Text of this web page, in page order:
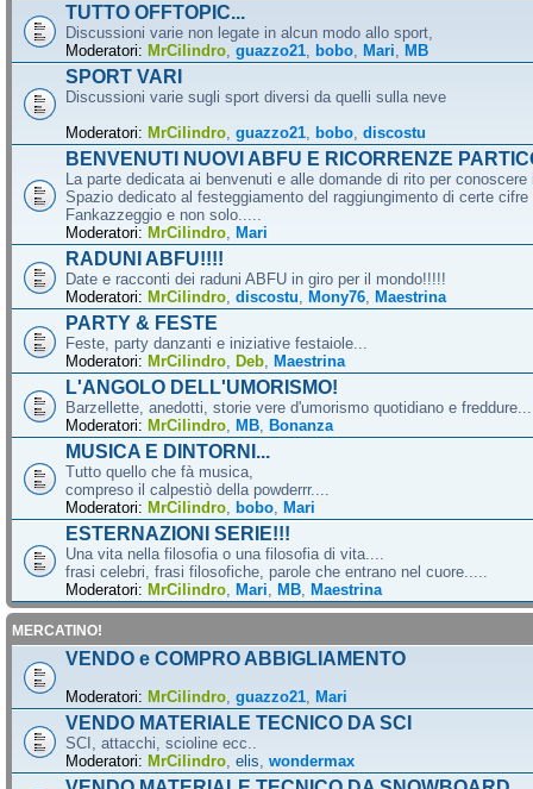
TUTTO OFFTOPIC...
Discussioni varie non legate in alcun modo allo sport,
Moderatori: MrCilindro guazzo21 bobo Mari MB
SPORT VARI
Discussioni varie sugli sport diversi da quelli sulla neve
Moderatori: MrCilindro guazzo21 bobo discostu
BENVENUTI NUOVI ABFU E RICORRENZE
La parte dedicata ai benvenuti e alle domande di rito per
Spazio dedicato al festeggiamento del raggiungimento di certe cifre
Fankazzeggio e non solo.....
Moderatori: MrCilindro Mari
RADUNI ABFU!!!!
Date e racconti dei raduni ABFU in giro per il mondo!!!!!
Moderatori: MrCilindro discostu Mony76 Maestrina
PARTY & FESTE
Feste, party danzanti e iniziative festaiole...
Moderatori: MrCilindro Deb Maestrina
L'ANGOLO DELL'UMORISMO!
Barzellette, anedotti, storie vere d'umorismo quotidiano e
Moderatori: MrCilindro MB Bonanza
MUSICA E DINTORNI...
Tutto quello che fà musica,
compreso il calpestiò della powderrr....
Moderatori: MrCilindro bobo Mari
ESTERNAZIONI SERIE!!!
Una vita nella filosofia o una filosofia di vita....
frasi celebri, frasi filosofiche, parole che entrano nel cuore.....
Moderatori: MrCilindro Mari MB Maestrina
MERCATINO!
VENDO e COMPRO ABBIGLIAMENTO
Moderatori: MrCilindro guazzo21 Mari
VENDO MATERIALE TECNICO DA SCI
SCI, attacchi, scioline ecc..
Moderatori: MrCilindro elis wondermax